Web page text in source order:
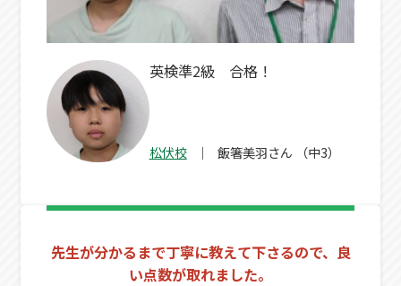
英検準2級 合格！
松伏校 飯箸美羽さん （中3）
先生が分かるまで丁寧に教えて下さるので、良
い点数が取れました。